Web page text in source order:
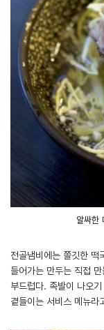
알싸한
전골냄비에는 쫄깃한 떡
들어가는 만두는 직접
부드럽다. 족발이 나오
곁들이는 서비스 메뉴라